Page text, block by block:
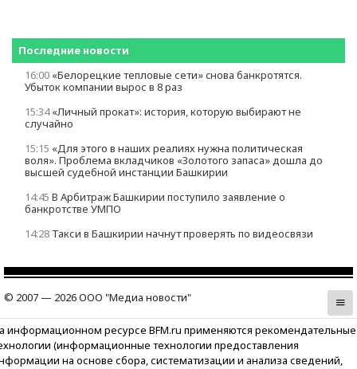
Последние новости
16:00 «Белорецкие тепловые сети» cнова банкротятся.
Убыток компании вырос в 8 раз
15:34 «Личный прокат»: история, которую выбирают не
случайно
15:15 «Для этого в наших реалиях нужна политическая
воля». Проблема вкладчиков «Золотого запаса» дошла до
высшей судебной инстанции Башкирии
14:45 В Арбитраж Башкирии поступило заявление о
банкротстве УМПО
14:28 Такси в Башкирии начнут проверять по видеосвязи
© 2007 — 2026 ООО "Медиа новости"
информационном ресурсе BFM.ru применяются рекомендательные
(информационные технологии предоставления
на основе сбора, систематизации и анализа сведений,